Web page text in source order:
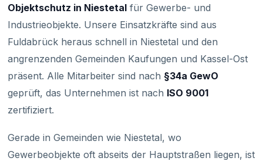
Objektschutz in Niestetal für Gewerbe- und
Industrieobjekte. Unsere Einsatzkräfte sind aus
Fuldabrück heraus schnell in Niestetal und den
angrenzenden Gemeinden Kaufungen und Kassel-Ost
präsent. Alle Mitarbeiter sind nach §34a GewO
geprüft, das Unternehmen ist nach ISO 9001
zertifiziert.
Gerade in Gemeinden wie Niestetal, wo
Gewerbeobjekte oft abseits der Hauptstraßen liegen, ist